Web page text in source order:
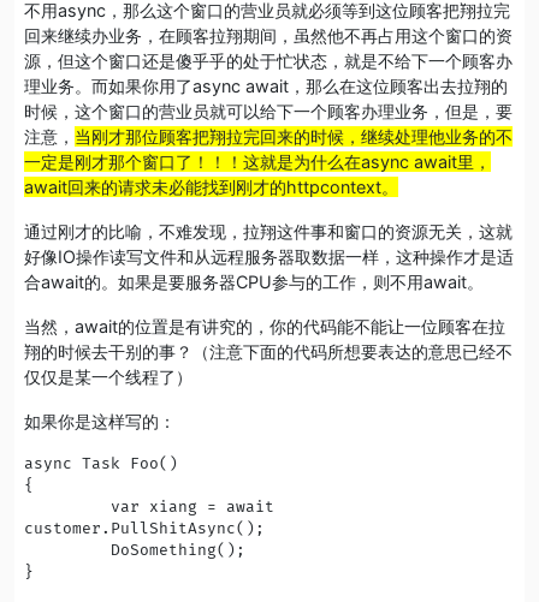
不用async，那么这个窗口的营业员就必须等到这位顾客把翔拉完
回来继续办业务，在顾客拉翔期间，虽然他不再占用这个窗口的资
源，但这个窗口还是傻乎乎的处于忙状态，就是不给下一个顾客办
理业务。而如果你用了async await，那么在这位顾客出去拉翔的
时候，这个窗口的营业员就可以给下一个顾客办理业务，但是，要
注意， 当刚才那位顾客把翔拉完回来的时候，继续处理他业务的不
一定是刚才那个窗口了！！！这就是为什么在async await里，
await回来的请求未必能找到刚才的httpcontext。
通过刚才的比喻，不难发现，拉翔这件事和窗口的资源无关，这就
好像IO操作读写文件和从远程服务器取数据一样，这种操作才是适
合await的。如果是要服务器CPU参与的工作，则不用await。
当然，await的位置是有讲究的，你的代码能不能让一位顾客在拉
翔的时候去干别的事？（注意下面的代码所想要表达的意思已经不
仅仅是某一个线程了）
如果你是这样写的：
async Task Foo()
{
customer.PullShitAsync();
}